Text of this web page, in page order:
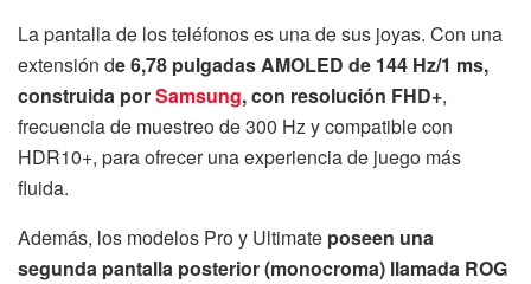
La pantalla de los teléfonos es una de sus joyas. Con una
extensión de 6,78 pulgadas AMOLED de 144 Hz/1 ms,
construida porSamsung, con resolución FHD+,
frecuencia de muestreo de 300 Hz y compatible con
HDR10+, para ofrecer una experiencia de juego más
fluida.
Además, los modelos Pro y Ultimate poseen una
segunda pantalla posterior (monocroma) llamada ROG